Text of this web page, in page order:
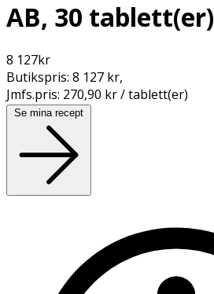
AB, 30 tablett(er)
8 127kr
Butikspris: 8 127 kr,
Jmfs.pris: 270,90 kr / tablett(er)
Se mina recept